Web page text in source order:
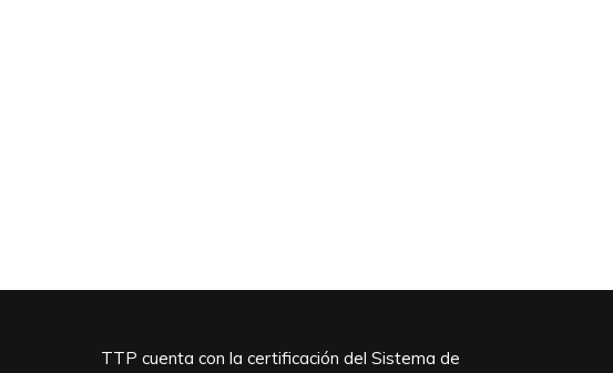
TTP cuenta con la certificación del Sistema de